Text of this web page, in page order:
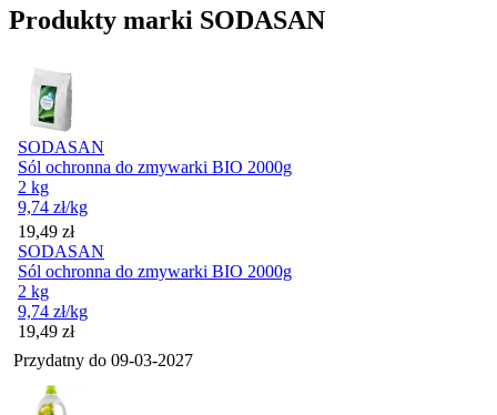
Produkty marki SODASAN
SODASAN
Sól ochronna do zmywarki BIO 2000g
2 kg
9,74 zł/kg
Cena
19,49 zł
SODASAN
Sól ochronna do zmywarki BIO 2000g
2 kg
9,74 zł/kg
Cena
19,49 zł
Przydatny do 09-03-2027